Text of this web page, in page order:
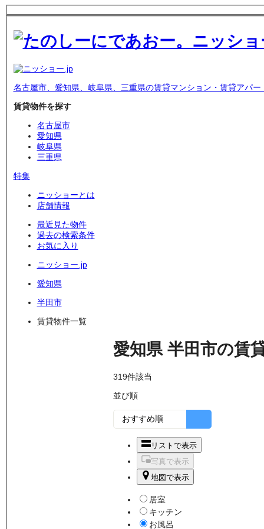
名古屋市、愛知県、岐阜県、三重県の賃貸マンション・賃貸アパー
賃貸物件を探す
名古屋市
愛知県
岐阜県
三重県
特集
ニッショーとは
店舗情報
最近見た物件
過去の検索条件
お気に入り
ニッショー.jp
愛知県
半田市
賃貸物件一覧
愛知県 半田市の賃
319件該当
並び順
リストで表示
写真で表示
地図で表示
居室
キッチン
お風呂